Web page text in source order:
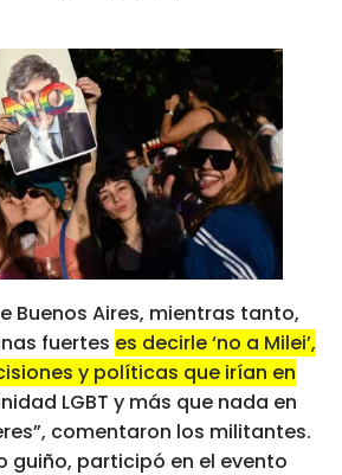
Buenos Aires, mientras tanto,
fuertes es decirle ‘no a Milei’,
y políticas que irían en
LGBT y más que nada en
comentaron los militantes.
guiño, participó en el evento